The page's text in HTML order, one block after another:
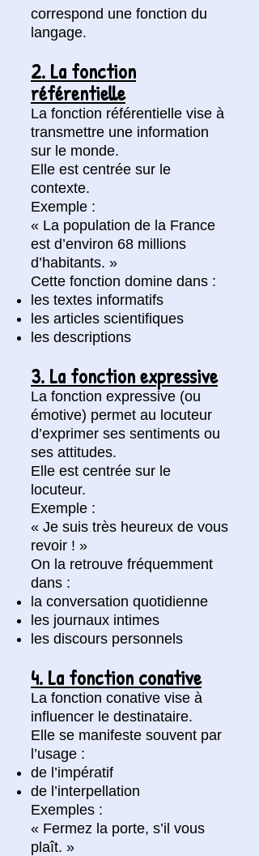
correspond une fonction du
langage.
2. La fonction
référentielle
La fonction référentielle vise à
transmettre une information
sur le monde.
Elle est centrée sur le
contexte.
Exemple :
« La population de la France
est d’environ 68 millions
d’habitants. »
Cette fonction domine dans :
les textes informatifs
les articles scientifiques
les descriptions
3. La fonction expressive
La fonction expressive (ou
émotive) permet au locuteur
d’exprimer ses sentiments ou
ses attitudes.
Elle est centrée sur le
locuteur.
Exemple :
« Je suis très heureux de vous
revoir ! »
On la retrouve fréquemment
dans :
la conversation quotidienne
les journaux intimes
les discours personnels
4. La fonction conative
La fonction conative vise à
influencer le destinataire.
Elle se manifeste souvent par
l’usage :
de l’impératif
de l’interpellation
Exemples :
« Fermez la porte, s’il vous
plaît. »